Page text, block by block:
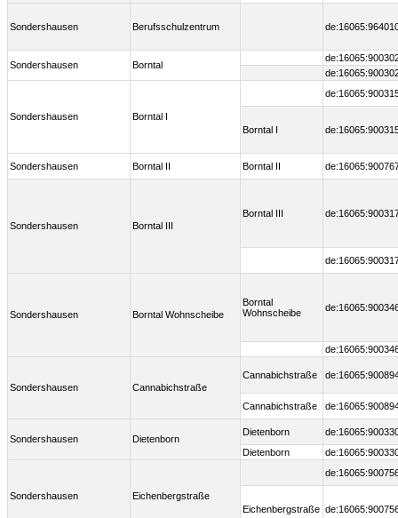
Sondershausen Berufsschulzentrum
Sondershausen Borntal
Sondershausen Borntal I
Borntal I
Sondershausen Borntal II Borntal II
Sondershausen Borntal III
Borntal III
Sondershausen Borntal Wohnscheibe
Borntal
Wohnscheibe
Sondershausen Cannabichstraße
Cannabichstraße
Cannabichstraße
Sondershausen Dietenborn
Dietenborn
Dietenborn
Sondershausen Eichenbergstraße
Eichenbergstraße